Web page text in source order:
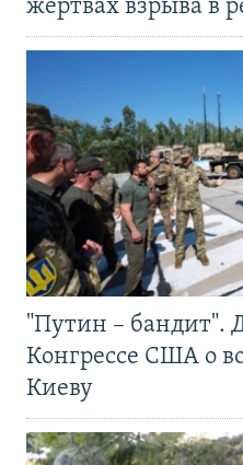
жертвах взрыва в
"Путин – бандит".
Конгрессе США о
Киеву